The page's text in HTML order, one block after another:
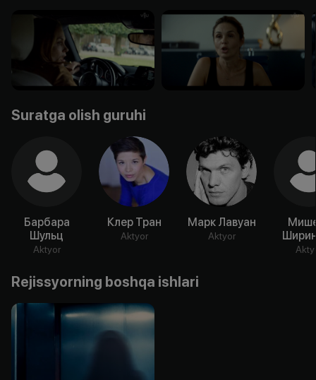
Suratga olish guruhi
Барбара
Шульц
Aktyor
Клер Тран
Aktyor
Марк Лавуан
Aktyor
Rejissyorning boshqa ishlari